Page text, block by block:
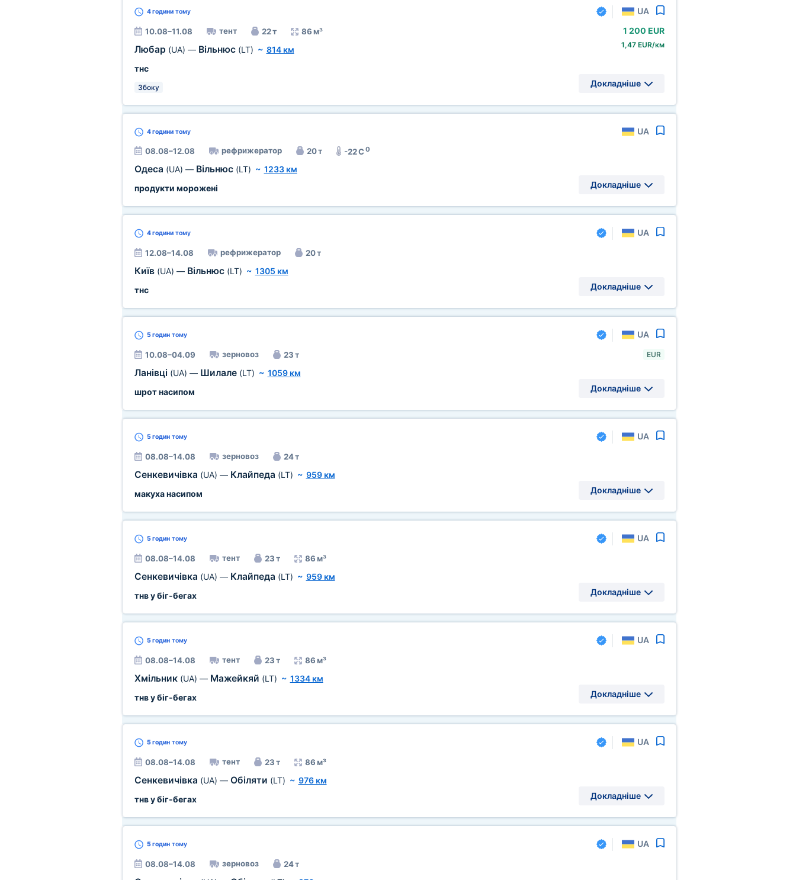
4 годинитому UA
10.08–11.08 тент 22 т 86 м³
Любар (UA) — Вільнюс (LT) ~ 814 км
тнс
Збоку
1 200 EUR
1,47 EUR/км
Докладніше
4 годинитому UA
08.08–12.08 рефрижератор 20 т -22 C0
Одеса (UA) — Вільнюс (LT) ~ 1233 км
продукти морожені
Докладніше
4 годинитому UA
12.08–14.08 рефрижератор 20 т
Київ (UA) — Вільнюс (LT) ~ 1305 км
тнс
Докладніше
5 годинтому UA
10.08–04.09 зерновоз 23 т
Ланівці (UA) — Шилале (LT) ~ 1059 км
шрот насипом
EUR
Докладніше
5 годинтому UA
08.08–14.08 зерновоз 24 т
Сенкевичівка (UA) — Клайпеда (LT) ~ 959 км
макуха насипом
Докладніше
5 годинтому UA
08.08–14.08 тент 23 т 86 м³
Сенкевичівка (UA) — Клайпеда (LT) ~ 959 км
тнв у біг-бегах
Докладніше
5 годинтому UA
08.08–14.08 тент 23 т 86 м³
Хмільник (UA) — Мажейкяй (LT) ~ 1334 км
тнв у біг-бегах
Докладніше
5 годинтому UA
08.08–14.08 тент 23 т 86 м³
Сенкевичівка (UA) — Обіляти (LT) ~ 976 км
тнв у біг-бегах
Докладніше
5 годинтому UA
08.08–14.08 зерновоз 24 т